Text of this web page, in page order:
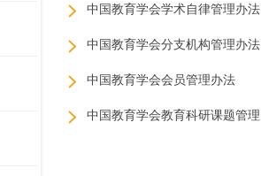
中国教育学会学术自律管理办法
中国教育学会分支机构管理办法
中国教育学会会员管理办法
中国教育学会教育科研课题管